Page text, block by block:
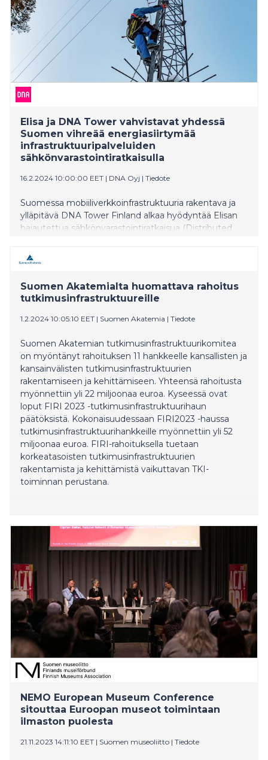
Elisa ja DNA Tower vahvistavat yhdessä
Suomen vihreää energiasiirtymää
infrastruktuuripalveluiden
sähkönvarastointiratkaisulla
16.2.2024 10:00:00 EET | DNA Oyj | Tiedote
Suomessa mobiiliverkkoinfrastruktuuria rakentava ja
ylläpitävä DNA Tower Finland alkaa hyödyntää Elisan
hajautettua sähkönvarastointiratkaisua (Distributed
operaattoreille sähkökustannusten optimoinnin
varavoimakapasiteetin avulla. Samalla se vahvistaa
sähköntuotannon siirtymää kohti uusiutuvia
energialähteitä.
Suomen Akatemialta huomattava rahoitus
tutkimusinfrastruktuureille
1.2.2024 10:05:10 EET | Suomen Akatemia | Tiedote
Suomen Akatemian tutkimusinfrastruktuurikomitea
on myöntänyt rahoituksen 11 hankkeelle kansallisten ja
kansainvälisten tutkimusinfrastruktuurien
rakentamiseen ja kehittämiseen. Yhteensä rahoitusta
myönnettiin yli 22 miljoonaa euroa. Kyseessä ovat
loput FIRI 2023 -tutkimusinfrastruktuurihaun
päätöksistä. Kokonaisuudessaan FIRI2023 -haussa
tutkimusinfrastruktuurihankkeille myönnettiin yli 52
miljoonaa euroa. FIRI-rahoituksella tuetaan
korkeatasoisten tutkimusinfrastruktuurien
rakentamista ja kehittämistä vaikuttavan TKI-
toiminnan perustana.
NEMO European Museum Conference
sitouttaa Euroopan museot toimintaan
ilmaston puolesta
21.11.2023 14:11:10 EET | Suomen museoliitto | Tiedote